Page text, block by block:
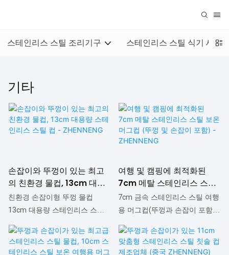
스테인리스 스틸 조리기구 스테인리스 스틸 식기 세트
기타
손잡이와 뚜껑이 있는 최고
의 친환경 물컵, 13cm 대용
량 스테인리스 스틸 컵 -
ZHENNENG
친환경 손잡이형 뚜껑 물컵
13cm 대용량 스테인리스 스틸
컵은 시중 유사 제품과 비교했을
때 성능, 품질, 디자인 등 모든 면
에서 비교할 수 없는 탁월한 장
여행 및 캠핑에 최적화된
7cm 메탈 스테인리스 스틸
보온 머그컵 (뚜껑 및 손잡이
포함) - ZHENNENG
7cm 금속 스테인리스 스틸 여행
용 머그컵(뚜껑과 손잡이 포함)
은 여행과 캠핑에 적합하며, 시중
유사 제품과 비교했을 때 성능,
품질, 외관 등 모든 면에서 비교